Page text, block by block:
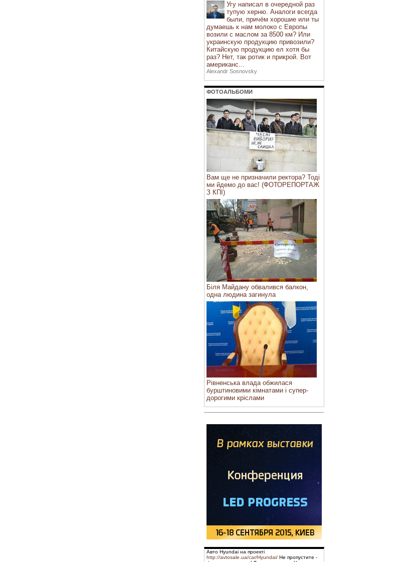
Угу написал в очередной раз
тупую херню. Аналоги всегда
были, причём хорошие или ты
думаешь к нам молоко с Европы
возили с маслом за 8500 км? Или
украинскую продукцию привозили?
Китайскую продукцию ел хотя бы
раз? Нет, так ротик и прикрой. Вот
американс...
Alexandr Sosnovsky
ФОТОАЛЬБОМИ
Вам ще не призначили ректора? Тоді
ми йдемо до вас! (ФОТОРЕПОРТАЖ
З КПІ)
Біля Майдану обвалився балкон,
одна людина загинула
Рівненська влада обжилася
бурштиновими кімнатами і супер-
дорогими кріслами
Авто Hyundai на проекті
http://avtosale.ua/car/Hyundai/ Не пропустите -